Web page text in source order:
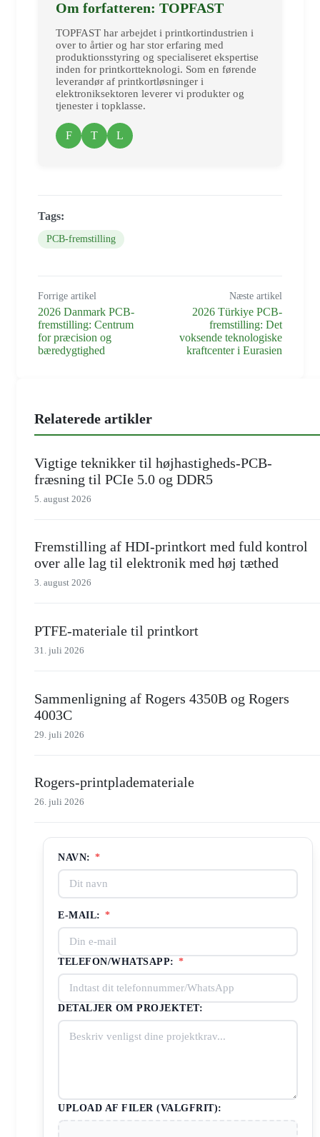
Om forfatteren: TOPFAST
TOPFAST har arbejdet i printkortindustrien i
over to årtier og har stor erfaring med
produktionsstyring og specialiseret ekspertise
inden for printkortteknologi. Som en førende
leverandør af printkortløsninger i
elektroniksektoren leverer vi produkter og
tjenester i topklasse.
F T L
Tags:
PCB-fremstilling
Forrige artikel
2026 Danmark PCB-
fremstilling: Centrum
for præcision og
bæredygtighed
Næste artikel
2026 Türkiye PCB-
fremstilling: Det
voksende teknologiske
kraftcenter i Eurasien
Relaterede artikler
Vigtige teknikker til højhastigheds-PCB-
fræsning til PCIe 5.0 og DDR5
5. august 2026
Fremstilling af HDI-printkort med fuld kontrol
over alle lag til elektronik med høj tæthed
3. august 2026
PTFE-materiale til printkort
31. juli 2026
Sammenligning af Rogers 4350B og Rogers
4003C
29. juli 2026
Rogers-printplademateriale
26. juli 2026
NAVN: *
E-MAIL: *
TELEFON/WHATSAPP: *
DETALJER OM PROJEKTET:
UPLOAD AF FILER (VALGFRIT):